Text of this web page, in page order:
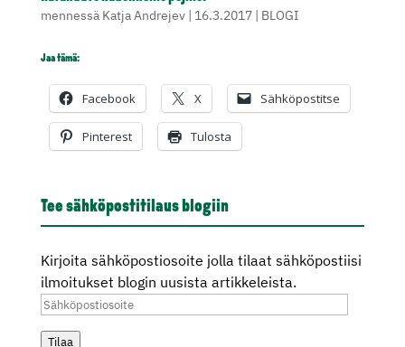
mennessä Katja Andrejev| 16.3.2017| BLOGI
Jaa tämä:
Facebook X Sähköpostitse
Pinterest Tulosta
Tee sähköpostitilaus blogiin
Kirjoita sähköpostiosoite jolla tilaat sähköpostiisi
ilmoitukset blogin uusista artikkeleista.
Sähköpostiosoite
Tilaa